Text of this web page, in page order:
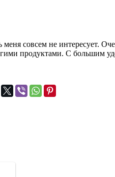
совсем не интересует.
продуктами. С большим